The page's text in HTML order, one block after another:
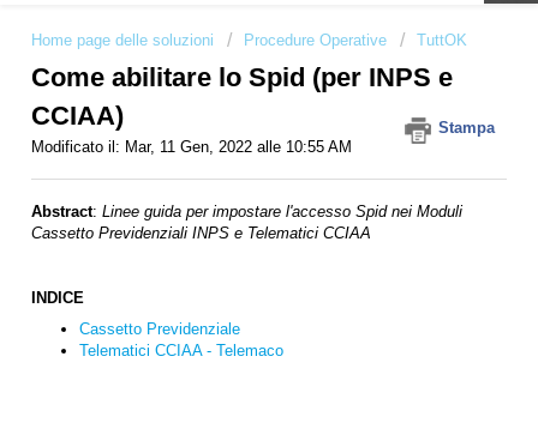
Home page delle soluzioni Procedure Operative TuttOK
Come abilitare lo Spid (per INPS e
CCIAA)
Stampa
Modificato il: Mar, 11 Gen, 2022 alle 10:55 AM
Abstract: L inee guida per impostare l'accesso Spid nei Moduli
Cassetto Previdenziali INPS e Telematici CCIAA
INDICE
Cassetto Previdenziale
Telematici CCIAA - Telemaco